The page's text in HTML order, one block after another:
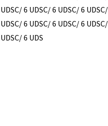
UDSC/ 6 UDSC/ 6 UDSC/ 6
UDSC/ 6 UDSC/ 6 UDSC/ 6
UDSC/ 6 UDS